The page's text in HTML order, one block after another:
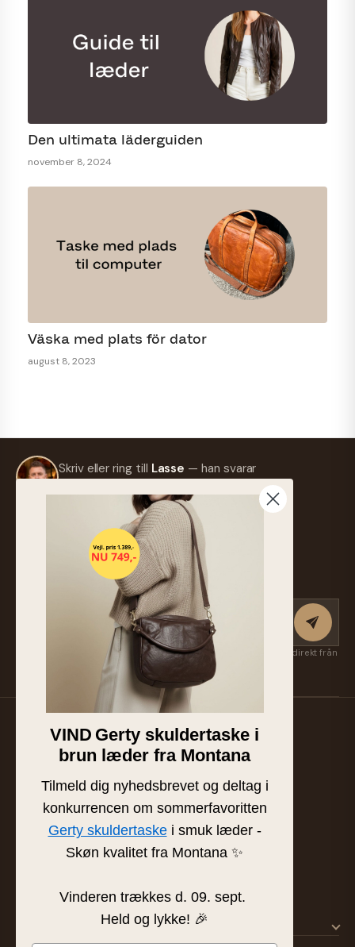
Den ultimata läderguiden
november 8, 2024
Väska med plats för dator
august 8, 2023
Skriv eller ring till Lasse — han svarar
info@frejaskind.dk
Retur eller byte
Anmäl dig till nyhetsbrevet
Få nya kollektioner, exklusiva favoriter och inspiration först — direkt från
Suzan & Lasse. Avsluta när som helst.
Familjeägd läder- och skinnbutik från Silkeborg.
Handplockat läder av högsta kvalitet sedan 1986.
BUTIK & SHOWROOM
Tværgade 8 · 8600 Silkeborg
info@frejaskind.dk
CVR 12345678
VIND Gerty skuldertaske i
brun læder fra Montana
Tilmeld dig nyhedsbrevet og deltag i
konkurrencen om sommerfavoritten
Gerty skuldertaskei smuk læder -
Skøn kvalitet fra Montana ✨
Vinderen trækkes d. 09. sept.
Held og lykke! 🎉